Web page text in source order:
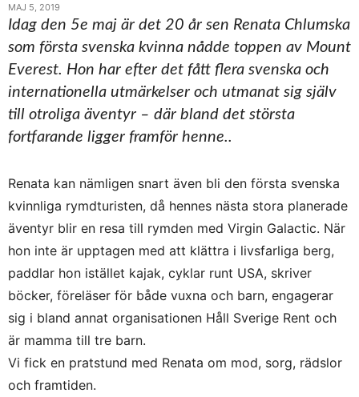
MAJ 5, 2019
Idag den 5e maj är det 20 år sen Renata Chlumska
som första svenska kvinna nådde toppen av Mount
Everest. Hon har efter det fått flera svenska och
internationella utmärkelser och utmanat sig själv
till otroliga äventyr – där bland det största
fortfarande ligger framför henne..
Renata kan nämligen snart även bli den första svenska
kvinnliga rymdturisten, då hennes nästa stora planerade
äventyr blir en resa till rymden med Virgin Galactic. När
hon inte är upptagen med att klättra i livsfarliga berg,
paddlar hon istället kajak, cyklar runt USA, skriver
böcker, föreläser för både vuxna och barn, engagerar
sig i bland annat organisationen Håll Sverige Rent och
är mamma till tre barn.
Vi fick en pratstund med Renata om mod, sorg, rädslor
och framtiden.